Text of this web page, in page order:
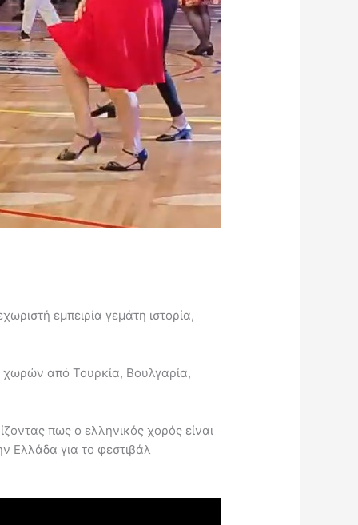
εμπειρία γεμάτη ιστορία,
χωρών από Τουρκία, Βουλγαρία,
πως ο ελληνικός χορός είναι
Ελλάδα για το φεστιβάλ